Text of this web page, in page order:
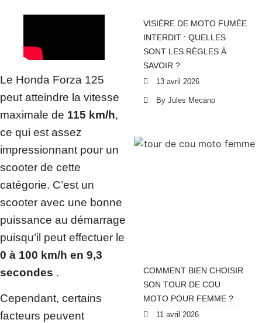
Le Honda Forza 125
peut atteindre la vitesse
maximale de 115 km/h,
ce qui est assez
impressionnant pour un
scooter de cette
catégorie. C’est un
scooter avec une bonne
puissance au démarrage
puisqu’il peut effectuer le
0 à 100 km/h en 9,3
secondes .
Cependant, certains
facteurs peuvent
VISIÈRE DE MOTO FUMÉE
INTERDIT : QUELLES
SONT LES RÈGLES À
SAVOIR ?
13 avril 2026
By Jules Mecano
COMMENT BIEN CHOISIR
SON TOUR DE COU
MOTO POUR FEMME ?
11 avril 2026